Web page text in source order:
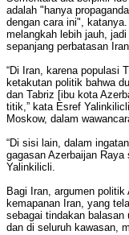
adalah "hanya
dengan cara ini",
melangkah lebih jauh,
sepanjang perbatasan
“Di Iran, karena populasi
ketakutan politik bahwa
dan Tabriz [ibu kota
titik,” kata Esref
Moskow, dalam
“Di sisi lain, dalam
gagasan Azerbaijan
Yalinkilicli.
Bagi Iran, argumen
kemapanan Iran, yang
sebagai tindakan
dan di seluruh kawasan,